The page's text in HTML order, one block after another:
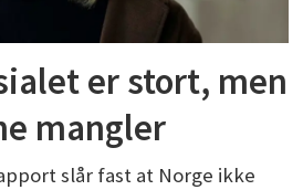
er stort, men
mangler
slår fast at Norge ikke